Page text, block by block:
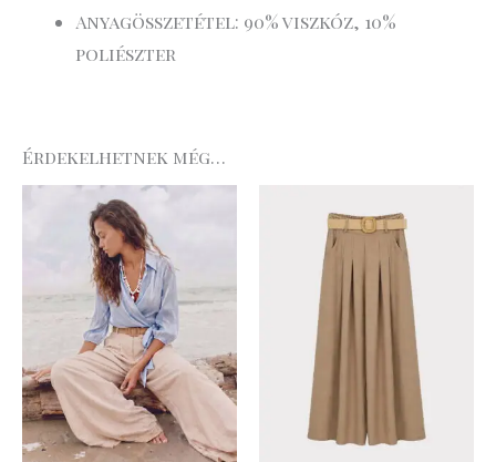
Anyagösszetétel: 90% viszkóz, 10%
poliészter
Érdekelhetnek még…